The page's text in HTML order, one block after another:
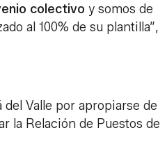
colectivo y somos de
al 100% de su plantilla”,
del Valle por apropiarse de
la Relación de Puestos de